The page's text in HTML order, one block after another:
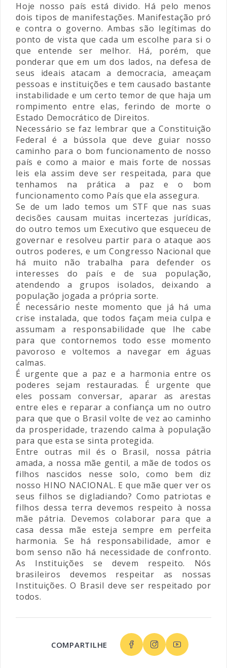
Hoje nosso país está divido. Há pelo menos
dois tipos de manifestações. Manifestação pró
e contra o governo. Ambas são legítimas do
ponto de vista que cada um escolhe para si o
que entende ser melhor. Há, porém, que
ponderar que em um dos lados, na defesa de
seus ideais atacam a democracia, ameaçam
pessoas e instituições e tem causado bastante
instabilidade e um certo temor de que haja um
rompimento entre elas, ferindo de morte o
Estado Democrático de Direitos.
Necessário se faz lembrar que a Constituição
Federal é a bússola que deve guiar nosso
caminho para o bom funcionamento de nosso
país e como a maior e mais forte de nossas
leis ela assim deve ser respeitada, para que
tenhamos na prática a paz e o bom
funcionamento como País que ela assegura.
Se de um lado temos um STF que nas suas
decisões causam muitas incertezas jurídicas,
do outro temos um Executivo que esqueceu de
governar e resolveu partir para o ataque aos
outros poderes, e um Congresso Nacional que
há muito não trabalha para defender os
interesses do país e de sua população,
atendendo a grupos isolados, deixando a
população jogada a própria sorte.
É necessário neste momento que já há uma
crise instalada, que todos façam meia culpa e
assumam a responsabilidade que lhe cabe
para que contornemos todo esse momento
pavoroso e voltemos a navegar em águas
calmas.
É urgente que a paz e a harmonia entre os
poderes sejam restauradas. É urgente que
eles possam conversar, aparar as arestas
entre eles e reparar a confiança um no outro
para que que o Brasil volte de vez ao caminho
da prosperidade, trazendo calma à população
para que esta se sinta protegida.
Entre outras mil és o Brasil, nossa pátria
amada, a nossa mãe gentil, a mãe de todos os
filhos nascidos nesse solo, como bem diz
nosso HINO NACIONAL. E que mãe quer ver os
seus filhos se digladiando? Como patriotas e
filhos dessa terra devemos respeito à nossa
mãe pátria. Devemos colaborar para que a
casa dessa mãe esteja sempre em perfeita
harmonia. Se há responsabilidade, amor e
bom senso não há necessidade de confronto.
As Instituições se devem respeito. Nós
brasileiros devemos respeitar as nossas
Instituições. O Brasil deve ser respeitado por
todos.
COMPARTILHE